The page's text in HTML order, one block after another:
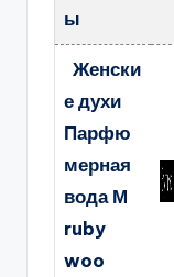
ы
Женски
е духи
Парфю
мерная
вода М
ruby
woo